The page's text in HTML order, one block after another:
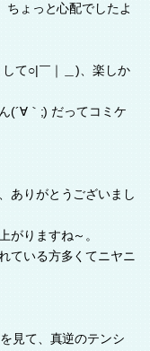
ちょっと心配でしたよ
て○|￣｜＿)、楽しか
(´∀｀;) だってコミケ
ありがとうございまし
がりますね～。
ている方多くてニヤニ
見て、真逆のテンシ